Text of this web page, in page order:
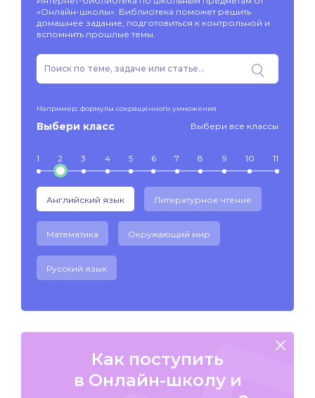
«Онлайн-школы». Библиотека поможет решить
домашнее задание, подготовиться к контрольной и
вспомнить прошлые темы.
Например: формулы сокращенного умножения
Выбери класс Выбери все классы
1 2 3 4 5 6 7 8 9 10 11
Английский язык Литературное чтение
Математика Окружающий мир
Русский язык
Как поступить
в Онлайн-школу и